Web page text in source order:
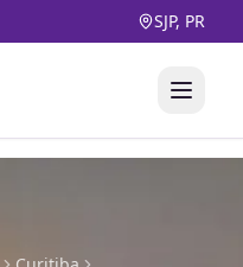
SJP, PR